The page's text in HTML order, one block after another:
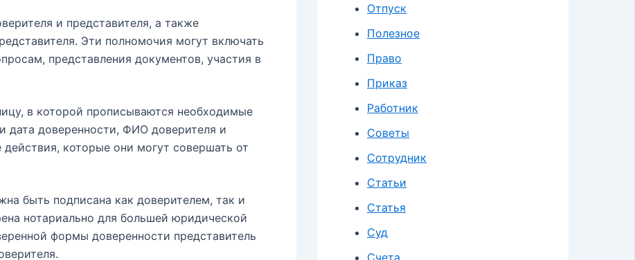
и представителя, а также
Эти полномочия могут включать
представления документов, участия в
в которой прописываются необходимые
дата доверенности, ФИО доверителя и
которые они могут совершать от
быть подписана как доверителем, так и
нотариально для большей юридической
формы доверенности представитель
Отпуск
Полезное
Право
Приказ
Работник
Советы
Сотрудник
Статьи
Статья
Суд
Счета